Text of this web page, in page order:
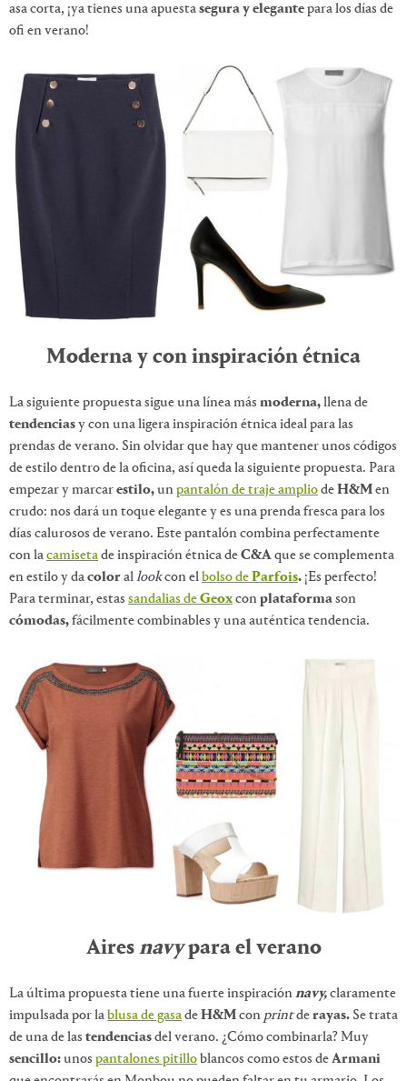
asa corta, ¡ya tienes una apuestasegura y elegantepara los días de
ofi en verano!
Moderna y con inspiración étnica
La siguiente propuesta sigue una línea más moderna,llena de
tendenciasy con una ligera inspiración étnica ideal para las
prendas de verano. Sin olvidar que hay que mantener unos códigos
de estilo dentro de la oficina, así queda la siguiente propuesta. Para
empezar y marcarestilo,unpantalón de traje ampliodeH&Men
crudo: nos dará un toque elegante y es una prenda fresca para los
días calurosos de verano. Este pantalón combina perfectamente
con lacamisetade inspiración étnica deC&Aque se complementa
en estilo y dacolorallookcon elbolso deParfois. ¡Es perfecto!
Para terminar, estas sandalias deGeoxconplataformason
cómodas,fácilmente combinables y una auténtica tendencia.
Aires navypara el verano
La última propuesta tiene una fuerte inspiraciónnavy,claramente
impulsada por lablusa de gasadeH&Mcon printderayas.Se trata
de una de las tendenciasdel verano. ¿Cómo combinarla? Muy
sencillo:unos pantalones pitilloblancos como estos deArmani